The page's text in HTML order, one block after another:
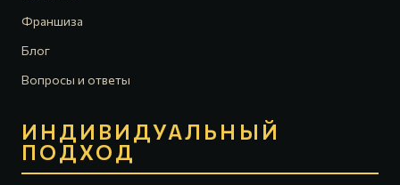
Франшиза
Блог
Вопросы и ответы
ИНДИВИДУАЛЬНЫЙ
ПОДХОД